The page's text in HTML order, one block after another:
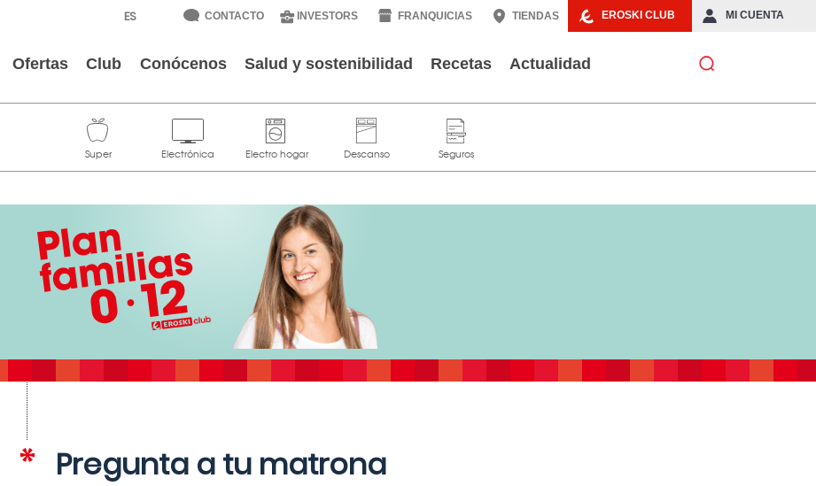
EROSKI CLUB MI CUENTA
CONTACTO INVESTORS FRANQUICIAS TIENDAS
Ofertas Club Conócenos Salud y sostenibilidad Recetas Actualidad
Pregunta a tu matrona